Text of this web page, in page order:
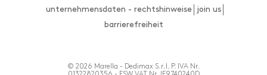
unternehmensdaten - rechtshinweise
join us
barrierefreiheit
© 2026 Marella - Dedimax S.r.l. P. IVA Nr.